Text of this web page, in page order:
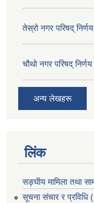
तेस्रो नगर परिषद् निर्णय
चौथो नगर परिषद् निर्णय
अन्य लेखहरू
लिंक
सङ्घीय मामिला तथा
सूचना संचार र